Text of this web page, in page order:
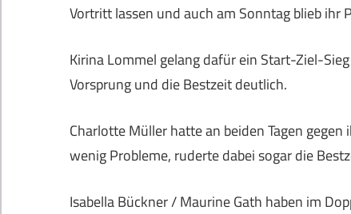
Vortritt lassen und auch am Sonntag blieb ihr
Kirina Lommel gelang dafür ein Start-Ziel-
Vorsprung und die Bestzeit deutlich.
Charlotte Müller hatte an beiden Tagen
wenig Probleme, ruderte dabei sogar die
Isabella Bückner / Maurine Gath haben im